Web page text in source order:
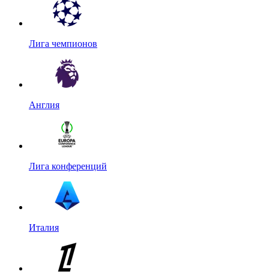
Лига чемпионов
Англия
Лига конференций
Италия